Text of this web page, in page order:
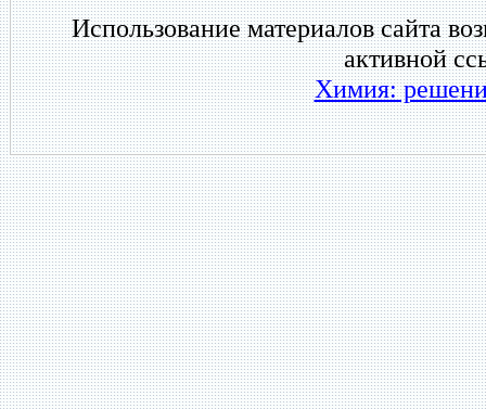
Использование материалов сайта
активной
Химия: